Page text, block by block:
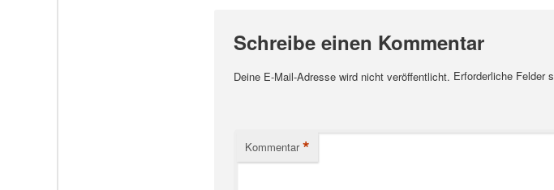
Schreibe einen Kommentar
Deine E-Mail-Adresse wird nicht veröffentlicht. Erforderliche Felder
Kommentar *